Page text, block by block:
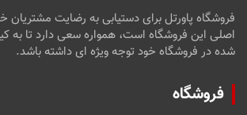
فروشگاه پاورتل برای دستیابی به رضایت
اصلی این فروشگاه است، همواره سعی دارد تا به
شده در فروشگاه خود توجه ویژه ای داشته باشد.
فروشگاه